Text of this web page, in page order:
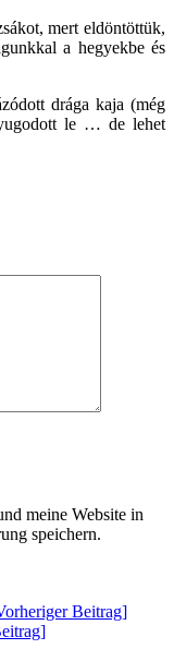
mert eldöntöttük,
a hegyekbe és
drága kaja (még
le … de lehet
meine Website in
speichern.
Beitrag]